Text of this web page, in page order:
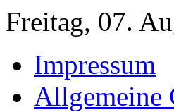
Freitag, 07.
Impressum
Allgemeine